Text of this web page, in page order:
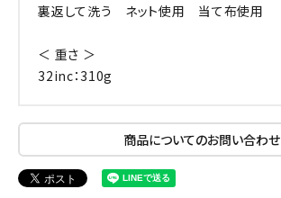
裏返して洗う ネット使用 当て布使用
＜ 重さ ＞
32inc：310g
商品についてのお問い合わせ